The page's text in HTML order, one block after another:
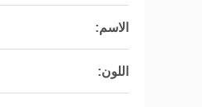
الاسم:
اللون: